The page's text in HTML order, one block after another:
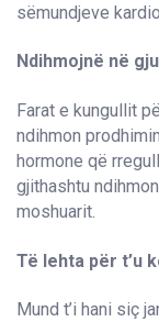
sëmundjeve
Ndihmojnë në
Farat e kungullit
ndihmon
hormone që
gjithashtu
moshuarit.
Të lehta për t’u
Mund t’i hani siç